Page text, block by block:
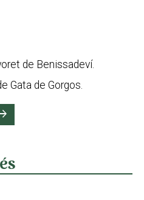
de Benissadeví.
Gata de Gorgos.